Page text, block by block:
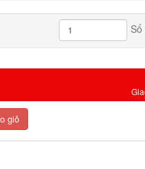
giỏ